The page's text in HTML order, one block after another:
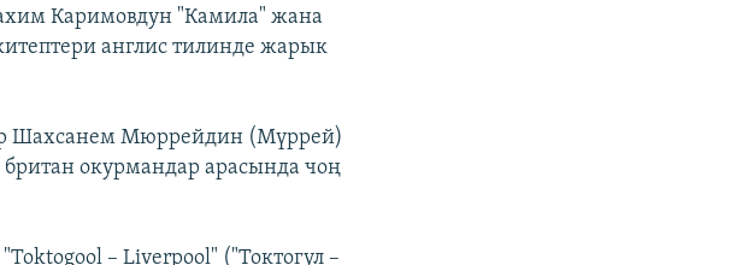
Каримовдун "Камила" жана
англис тилинде жарык
Шахсанем Мюррейдин (Мүррей)
окурмандар арасында чоң
– Liverpool" ("Токтогул –